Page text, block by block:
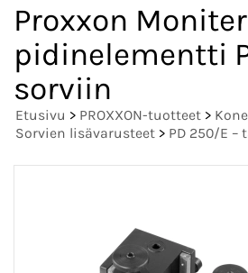
Proxxon
pidinelementti
sorviin
Etusivu > PROXXON-tuotteet >
Sorvien lisävarusteet > PD 250/E –